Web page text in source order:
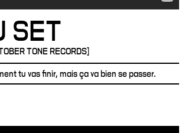
SET
TONE RECORDS]
tu vas finir, mais ça va bien se passer.